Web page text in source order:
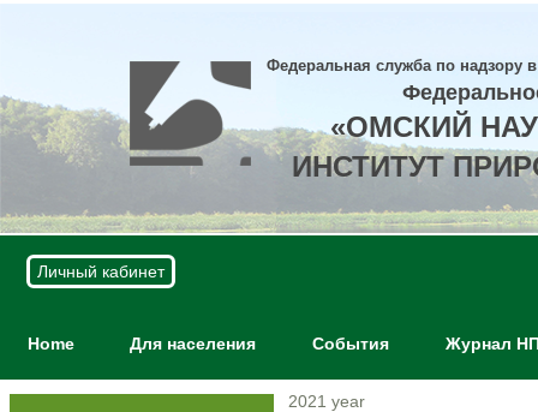
Федеральная служба по надзору
«ОМСКИЙ
ИНСТИТУТ
Личный кабинет
Home Для населения События Журнал
2021 year